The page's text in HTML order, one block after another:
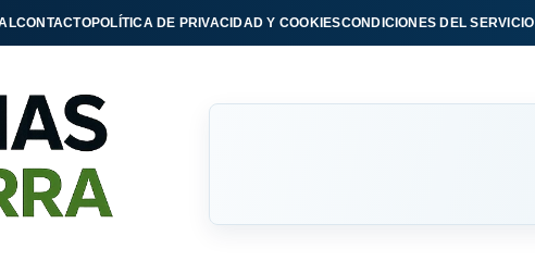
CONTACTOPOLÍTICA DE PRIVACIDAD Y COOKIESCONDICIONES DEL SERVICIO